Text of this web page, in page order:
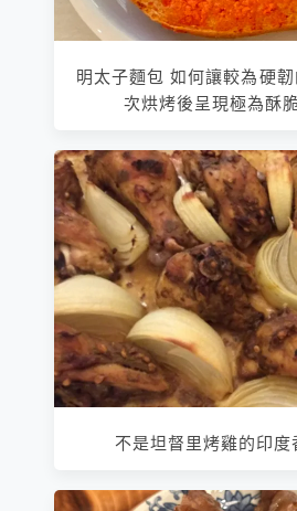
明太子麵包 如何讓較為硬
次烘烤後呈現極為酥
不是坦督里烤雞的印度